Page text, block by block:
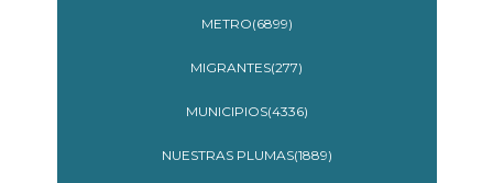
METRO(6899)
MIGRANTES(277)
MUNICIPIOS(4336)
NUESTRAS PLUMAS(1889)